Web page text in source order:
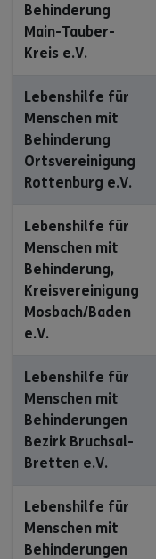
Behinderung
Main-Tauber-
Kreis e.V.
Lebenshilfe für
Menschen mit
Behinderung
Ortsvereinigung
Rottenburg e.V.
Lebenshilfe für
Menschen mit
Behinderung,
Kreisvereinigung
Mosbach/Baden
e.V.
Lebenshilfe für
Menschen mit
Behinderungen
Bezirk Bruchsal-
Bretten e.V.
Lebenshilfe für
Menschen mit
Behinderungen